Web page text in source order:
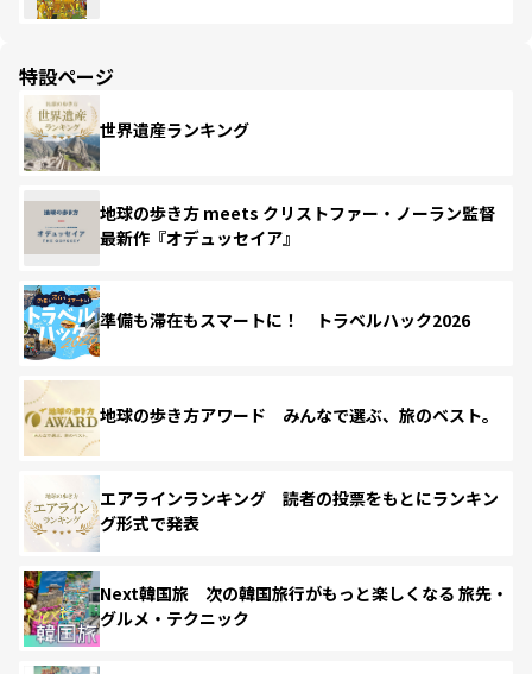
特設ページ
世界遺産ランキング
地球の歩き方 meets クリストファー・ノーラン監督
最新作『オデュッセイア』
準備も滞在もスマートに！ トラベルハック2026
地球の歩き方アワード みんなで選ぶ、旅のベスト。
エアラインランキング 読者の投票をもとにランキン
グ形式で発表
Next韓国旅 次の韓国旅行がもっと楽しくなる 旅先・
グルメ・テクニック